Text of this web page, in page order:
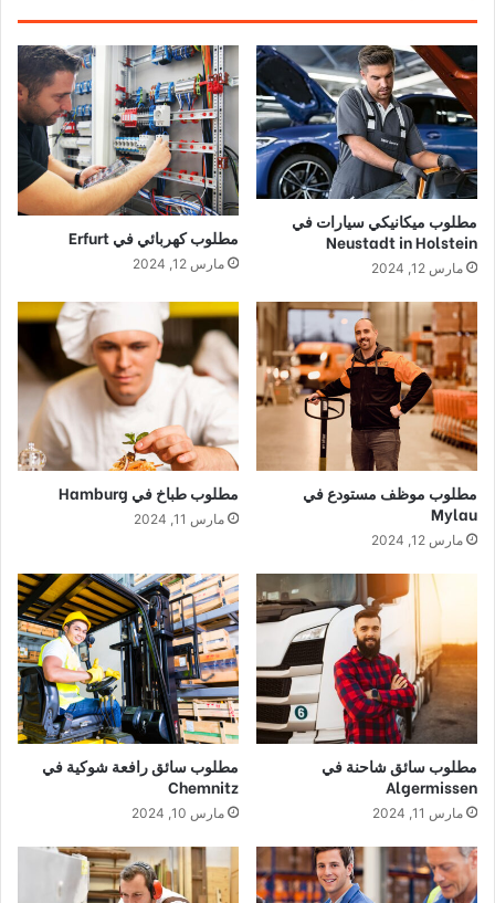
مطلوب ميكانيكي سيارات في
Neustadt in Holstein
مارس 12, 2024
مطلوب كهربائي في Erfurt
مارس 12, 2024
مطلوب موظف مستودع في
Mylau
مارس 12, 2024
مطلوب طباخ في Hamburg
مارس 11, 2024
مطلوب سائق شاحنة في
Algermissen
مارس 11, 2024
مطلوب سائق رافعة شوكية في
Chemnitz
مارس 10, 2024